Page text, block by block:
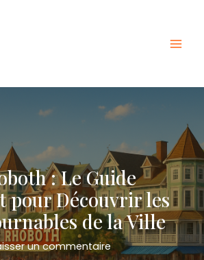
: Le Guide
pour Découvrir les
de la Ville
un commentaire